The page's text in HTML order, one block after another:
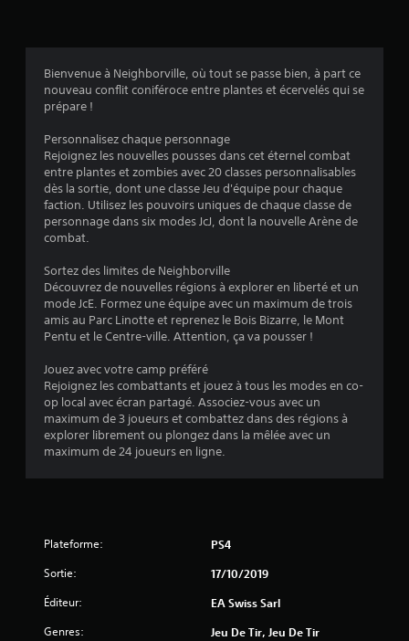
s
:
.
1
é
o
i
e
Bienvenue à Neighborville, où tout se passe bien, à part ce
nouveau conflit coniféroce entre plantes et écervelés qui se
prépare !
Personnalisez chaque personnage
Rejoignez les nouvelles pousses dans cet éternel combat
entre plantes et zombies avec 20 classes personnalisables
dès la sortie, dont une classe Jeu d'équipe pour chaque
faction. Utilisez les pouvoirs uniques de chaque classe de
personnage dans six modes JcJ, dont la nouvelle Arène de
combat.
Sortez des limites de Neighborville
Découvrez de nouvelles régions à explorer en liberté et un
mode JcE. Formez une équipe avec un maximum de trois
amis au Parc Linotte et reprenez le Bois Bizarre, le Mont
Pentu et le Centre-ville. Attention, ça va pousser !
Jouez avec votre camp préféré
Rejoignez les combattants et jouez à tous les modes en co-
op local avec écran partagé. Associez-vous avec un
maximum de 3 joueurs et combattez dans des régions à
explorer librement ou plongez dans la mêlée avec un
maximum de 24 joueurs en ligne.
Plateforme: PS4
Sortie: 17/10/2019
Éditeur: EA Swiss Sarl
Genres: Jeu De Tir, Jeu De Tir